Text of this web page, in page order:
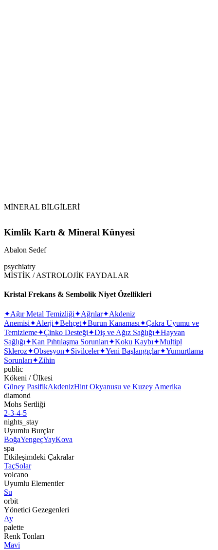
MİNERAL BİLGİLERİ
Kimlik Kartı & Mineral Künyesi
Abalon Sedef
psychiatry
MİSTİK / ASTROLOJİK FAYDALAR
Kristal Frekans & Sembolik Niyet Özellikleri
✦Ağır Metal Temizliği✦Ağrılar✦Akdeniz
Anemisi✦Alerji✦Behçet✦Burun Kanaması✦Çakra Uyumu ve
Temizleme✦Çinko Desteği✦Diş ve Ağız Sağlığı✦Hayvan
Sağlığı✦Kan Pıhtılaşma Sorunları✦Koku Kaybı✦Multipl
Skleroz✦Obsesyon✦Sivilceler✦Yeni Başlangıçlar✦Yumurtlama
Sorunları✦Zihin
public
Kökeni / Ülkesi
Güney PasifikAkdenizHint Okyanusu ve Kuzey Amerika
diamond
Mohs Sertliği
2-3-4-5
nights_stay
Uyumlu Burçlar
BoğaYengeçYayKova
spa
Etkileşimdeki Çakralar
TaçSolar
volcano
Uyumlu Elementler
Su
orbit
Yönetici Gezegenleri
Ay
palette
Renk Tonları
Mavi